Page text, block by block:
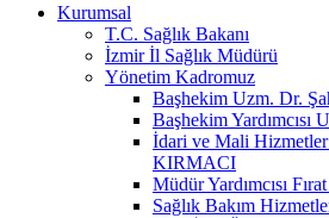
Kurumsal
T.C. Sağlık Bakanı
İzmir İl Sağlık Müdürü
Yönetim Kadromuz
Başhekim Uzm. Dr.
Başhekim
İdari ve Mali
KIRMACI
Müdür Yardımcısı
Sağlık Bakım